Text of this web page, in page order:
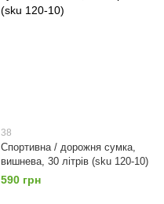
38
Спортивна / дорожня сумка,
вишнева, 30 літрів (sku 120-10)
590 грн